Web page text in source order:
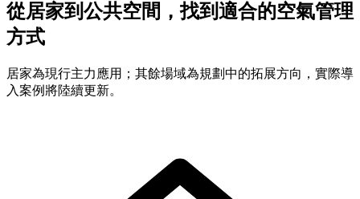
從居家到公共空間，找到適合的空氣管理
方式
居家為現行主力應用；其餘場域為規劃中的拓展方向，實際導
入案例將陸續更新。